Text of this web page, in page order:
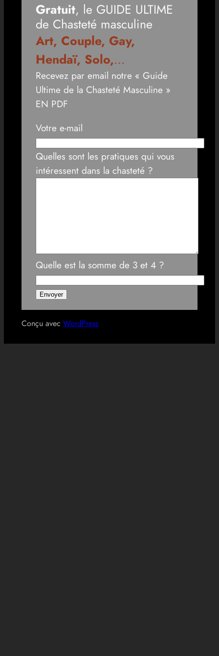
Gratuit, le GUIDE ULTIME
de Chasteté masculine
Art, Couple, Gay,
Hendaï, Solo,…
Recevez par email notre « Guide
Ultime de la Chasteté Masculine »
EN PDF
Votre e-mail
Quelles sont les pratiques qui vous
intéressent dans la chasteté ?
Quelle est la somme de 3 et 4 ?
Conçu avec WordPress